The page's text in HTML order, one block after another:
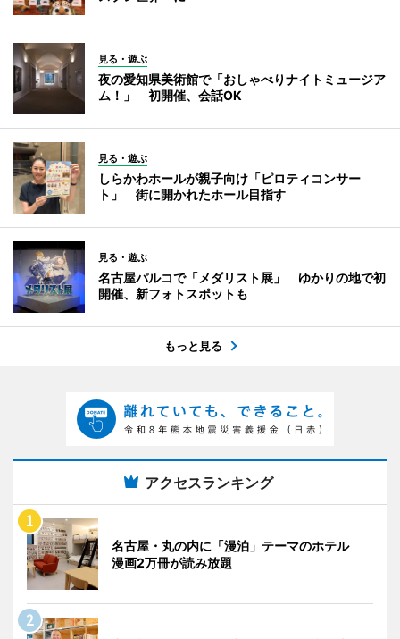
見る・遊ぶ
夜の愛知県美術館で「おしゃべりナイトミュージア
ム！」 初開催、会話OK
見る・遊ぶ
しらかわホールが親子向け「ピロティコンサー
ト」 街に開かれたホール目指す
見る・遊ぶ
名古屋パルコで「メダリスト展」 ゆかりの地で初
開催、新フォトスポットも
もっと見る
アクセスランキング
名古屋・丸の内に「漫泊」テーマのホテル
漫画2万冊が読み放題